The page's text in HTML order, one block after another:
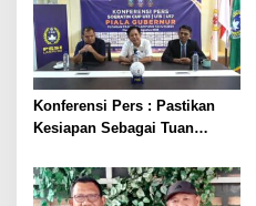
Konferensi Pers : Pastikan
Kesiapan Sebagai Tuan
Tiga Venue Pelaksanaan
Soeratin Cup Piala Gubernur